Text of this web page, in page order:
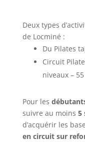
Deux types
de Locminé :
Du Pilates
Circuit
niveaux –
Pour les
suivre au moins 5
d’acquérir les
en circuit sur